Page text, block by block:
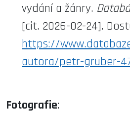
vydání a žánry.
[cit. 2026-02-24].
https://
autora/petr-gruber-
Fotografie: